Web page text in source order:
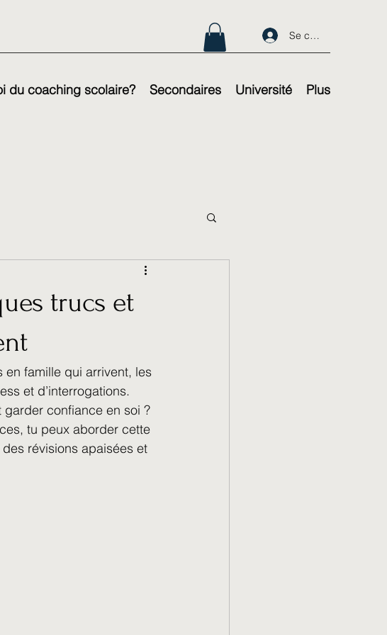
Se connecter
du coaching scolaire? Secondaires Université Plus
trucs et
famille qui arrivent, les
et d’interrogations.
garder confiance en soi ?
tu peux aborder cette
révisions apaisées et